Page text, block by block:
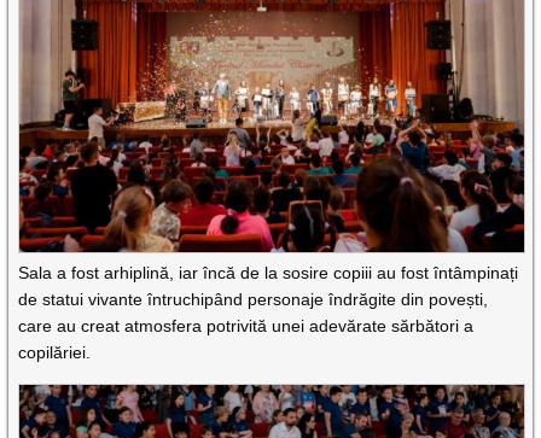
Sala a fost arhiplină, iar încă de la sosire copiii au fost întâmpinați
de statui vivante întruchipând personaje îndrăgite din povești,
care au creat atmosfera potrivită unei adevărate sărbători a
copilăriei.